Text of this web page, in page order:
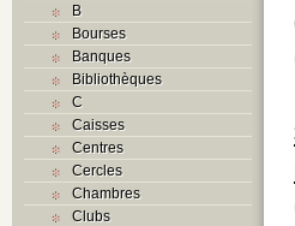
B
Bourses
Banques
Bibliothèques
C
Caisses
Centres
Cercles
Chambres
Clubs